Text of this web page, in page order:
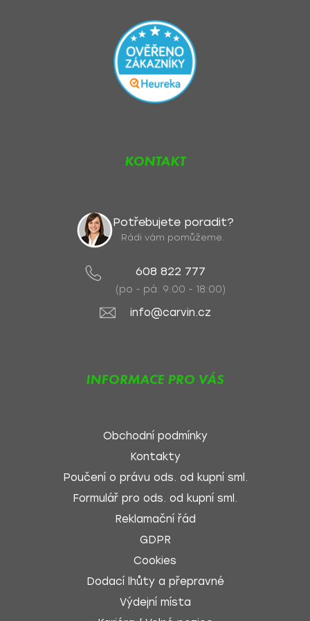
KONTAKT
Potřebujete poradit?
Rádi vám pomůžeme.
608 822 777
(po - pá: 9:00 - 18:00)
info@carvin.cz
INFORMACE PRO VÁS
Obchodní podmínky
Kontakty
Poučení o právu ods. od kupní sml.
Formulář pro ods. od kupní sml.
Reklamační řád
GDPR
Cookies
Dodací lhůty a přepravné
Výdejní místa